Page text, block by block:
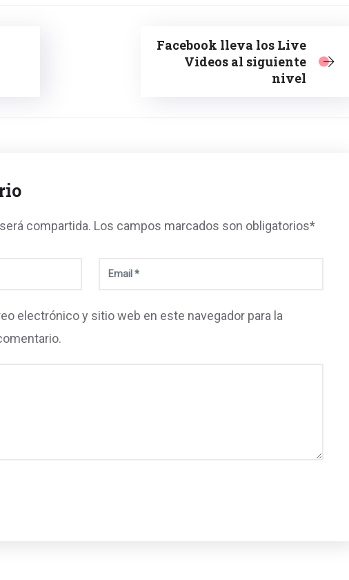
Facebook lleva los Live
Videos al siguiente
nivel
compartida. Los campos marcados son obligatorios*
electrónico y sitio web en este navegador para la